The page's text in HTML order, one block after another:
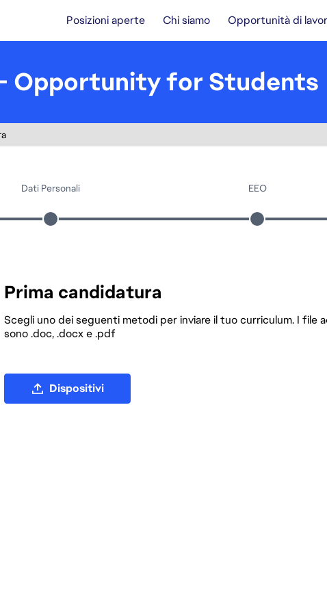
Posizioni aperte Chi siamo Opportunità di
Opportunity for Students
Dati Personali EEO
Prima candidatura
Scegli uno dei seguenti metodi per inviare il tuo curriculum. I
sono .doc, .docx e .pdf
Dispositivi